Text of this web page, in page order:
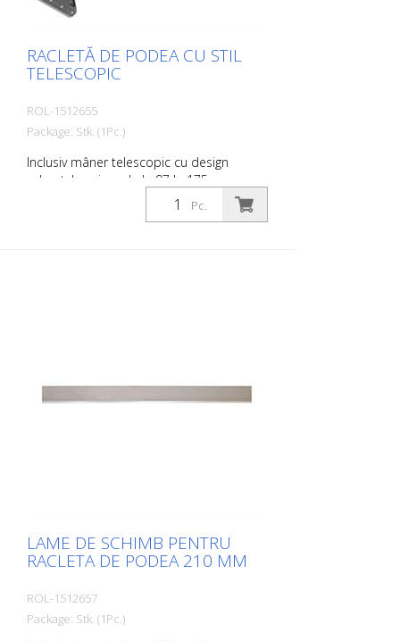
RACLETĂ DE PODEA CU STIL
TELESCOPIC
ROL-1512655
Package: Stk. (1Pc.)
Inclusiv mâner telescopic cu design
robust. Lungime de la 97 la 175 cm,
Lățimea lamei 210 mm. Înclinare ușoară a
lamei pentru o utilizare eficientă.
Pc.
LAME DE SCHIMB PENTRU
RACLETA DE PODEA 210 MM
ROL-1512657
Package: Stk. (1Pc.)